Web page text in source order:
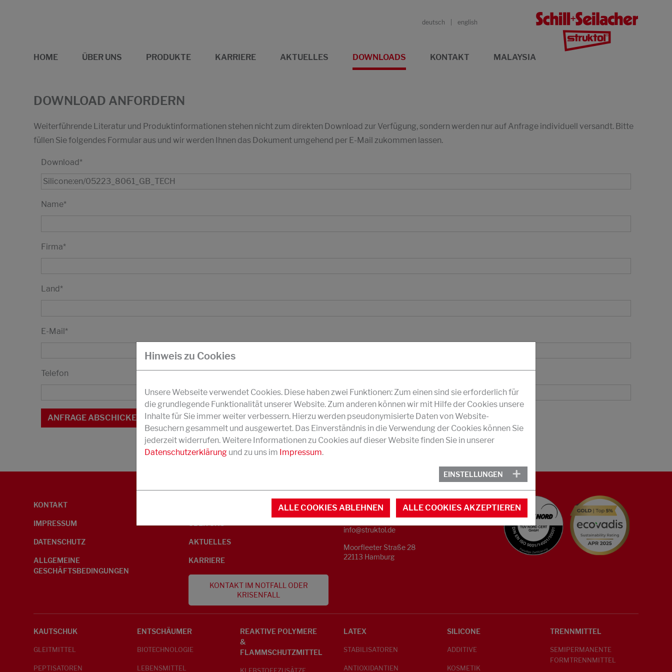
deutsch english
HOME ÜBER UNS PRODUKTE KARRIERE AKTUELLES DOWNLOADS KONTAKT MALAYSIA
DOWNLOAD ANFORDERN
Weiterführende Literatur und Produktinformationen stehen nicht zum direkten Download zur Verfügung, sondern werden nur auf Anfrage individuell versandt. Bitte
füllen Sie folgendes Formular aus und wir werden Ihnen das Dokument umgehend per E-Mail zukommen lassen.
Download*
Name*
Firma*
Land*
E-Mail*
Telefon
KONTAKT
IMPRESSUM
DATENSCHUTZ
ALLGEMEINE
GESCHÄFTSBEDINGUNGEN
UMWELTINFORMATIONEN
AKTUELLES
KARRIERE
KONTAKT IM NOTFALL ODER
KRISENFALL
KONTAKT
Telefon +49 40 733 62 - 0
info@struktol.de
Moorfleeter Straße 28
22113 Hamburg
KAUTSCHUK
GLEITMITTEL
PEPTISATOREN
ENTSCHÄUMER
BIOTECHNOLOGIE
LEBENSMITTEL
REAKTIVE POLYMERE
&
FLAMMSCHUTZMITTEL
LATEX
STABILISATOREN
ANTIOXIDANTIEN
SILICONE
ADDITIVE
KOSMETIK
TRENNMITTEL
SEMIPERMANENTE
FORMTRENNMITTEL
Hinweis zu Cookies
Unsere Webseite verwendet Cookies. Diese haben zwei Funktionen: Zum einen sind sie erforderlich für
die grundlegende Funktionalität unserer Website. Zum anderen können wir mit Hilfe der Cookies unsere
Inhalte für Sie immer weiter verbessern. Hierzu werden pseudonymisierte Daten von Website-
Besuchern gesammelt und ausgewertet. Das Einverständnis in die Verwendung der Cookies können Sie
jederzeit widerrufen. Weitere Informationen zu Cookies auf dieser Website finden Sie in unserer
Datenschutzerklärung und zu uns im Impressum.
EINSTELLUNGEN
ALLE COOKIES ABLEHNEN ALLE COOKIES AKZEPTIEREN